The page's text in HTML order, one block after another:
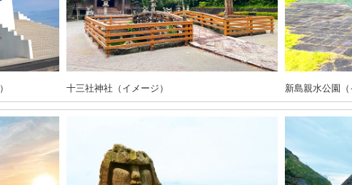
十三社神社（イメージ） 新島親水公園（